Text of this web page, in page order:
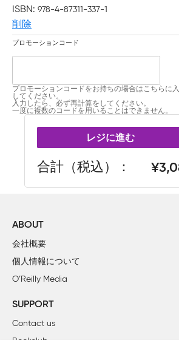
ISBN 978-4-87311-337-1
削除
プロモーションコード
プロモーションコードをお持ちの場合はこちらに
してください。
入力したら、必ず再計算をしてください。
一度に複数のコードを用いることはできません。
レジに進む
合計（税込）
ABOUT
会社概要
個人情報について
O’Reilly Media
SUPPORT
Contact us